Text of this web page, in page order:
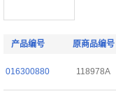
产品编号 原商品编号
016300880 118978A